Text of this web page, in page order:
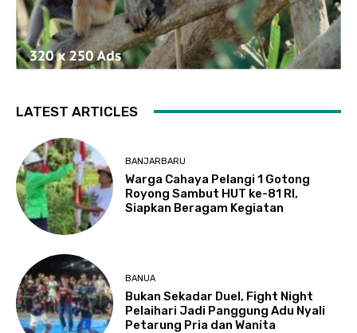
LATEST ARTICLES
BANJARBARU
Warga Cahaya Pelangi 1 Gotong
Royong Sambut HUT ke-81 RI,
Siapkan Beragam Kegiatan
BANUA
Bukan Sekadar Duel, Fight Night
Pelaihari Jadi Panggung Adu Nyali
Petarung Pria dan Wanita